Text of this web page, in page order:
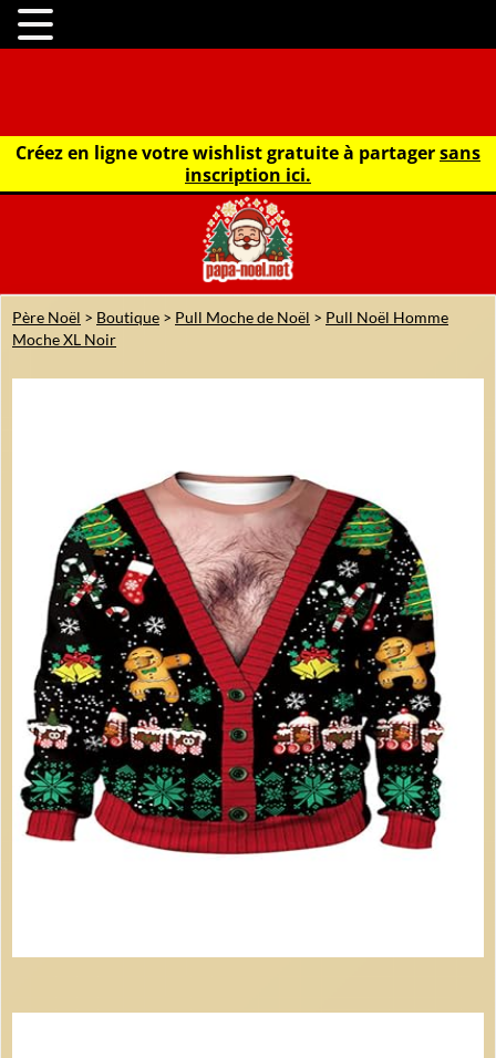
Créez en ligne votre wishlist gratuite à partagersans
inscription ici.
Père Noël > Boutique > Pull Moche de Noël > Pull Noël Homme
Moche XL Noir